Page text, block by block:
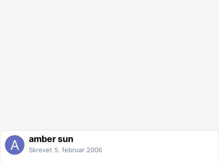
amber sun
Skrevet 5. februar 2006